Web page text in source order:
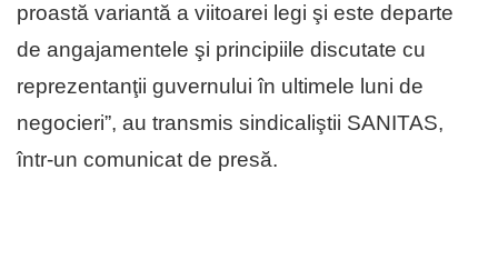
proastă variantă a viitoarei legi şi este departe
de angajamentele şi principiile discutate cu
reprezentanţii guvernului în ultimele luni de
negocieri”, au transmis sindicaliştii SANITAS,
într-un comunicat de presă.